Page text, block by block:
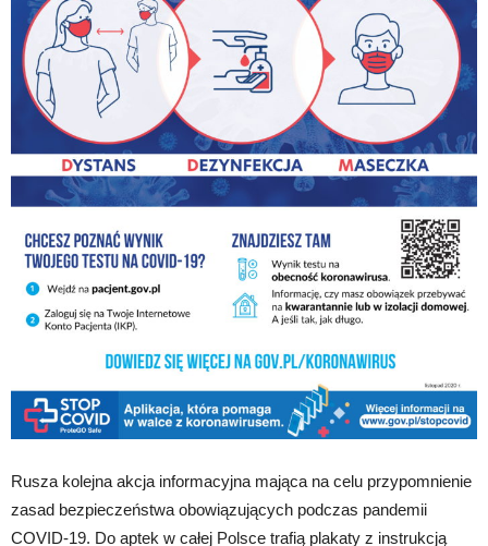
Rusza kolejna akcja informacyjna mająca na celu przypomnienie
zasad bezpieczeństwa obowiązujących podczas pandemii
COVID-19. Do aptek w całej Polsce trafią plakaty z instrukcją